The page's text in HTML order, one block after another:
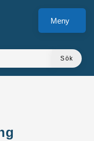
Meny
Sök